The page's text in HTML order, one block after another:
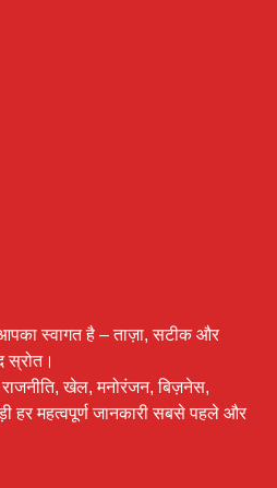
स्वागत है – ताज़ा, सटीक और
स्रोत।
खेल, मनोरंजन, बिज़नेस,
हर महत्वपूर्ण जानकारी सबसे पहले और